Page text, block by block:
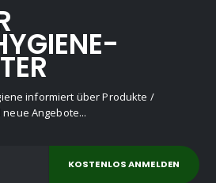
informiert über Produkte /
Angebote...